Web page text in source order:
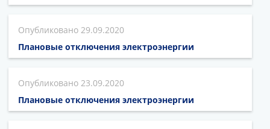
29.09.2020
Плановые отключения электроэнергии
23.09.2020
Плановые отключения электроэнергии